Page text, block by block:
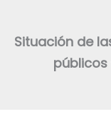
Situación de